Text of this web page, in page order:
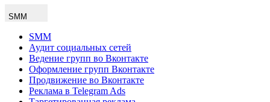
SMM
SMM
Аудит социальных сетей
Ведение групп во Вконтакте
Оформление групп Вконтакте
Продвижение во Вконтакте
Реклама в Telegram Ads